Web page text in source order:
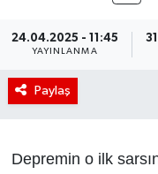
24.04.2025 - 11:45
YAYINLANMA
Paylaş
Depremin o ilk